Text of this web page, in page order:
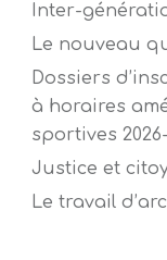
Inter-
Le nouveau
Dossiers
à horaires
sportives
Justice et
Le travail